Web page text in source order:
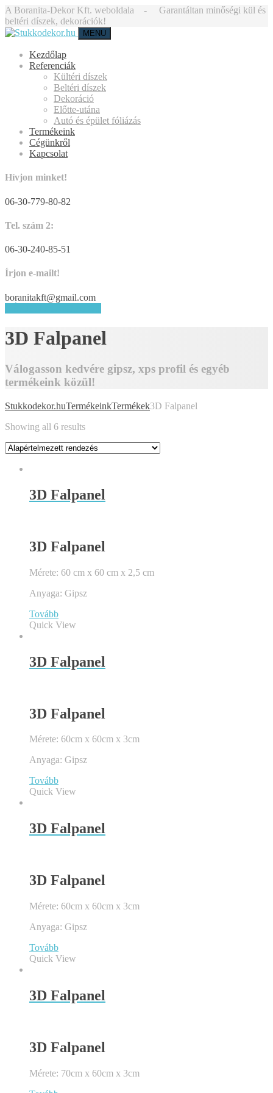
A Boranita-Dekor Kft. weboldala - Garantáltan minőségi kül és
beltéri díszek, dekorációk!
MENU
Kezdőlap
Referenciák
Kültéri díszek
Beltéri díszek
Dekoráció
Előtte-utána
Autó és épület fóliázás
Termékeink
Cégünkről
Kapcsolat
Hívjon minket!
06-30-779-80-82
Tel. szám 2:
06-30-240-85-51
Írjon e-mailt!
boranitakft@gmail.com
3D Falpanel
Válogasson kedvére gipsz, xps profil és egyéb
termékeink közül!
Stukkodekor.huTermékeinkTermékek3D Falpanel
Showing all 6 results
3D Falpanel
3D Falpanel
Mérete: 60 cm x 60 cm x 2,5 cm
Anyaga: Gipsz
Tovább
Quick View
3D Falpanel
3D Falpanel
Mérete: 60cm x 60cm x 3cm
Anyaga: Gipsz
Tovább
Quick View
3D Falpanel
3D Falpanel
Mérete: 60cm x 60cm x 3cm
Anyaga: Gipsz
Tovább
Quick View
3D Falpanel
3D Falpanel
Mérete: 70cm x 60cm x 3cm